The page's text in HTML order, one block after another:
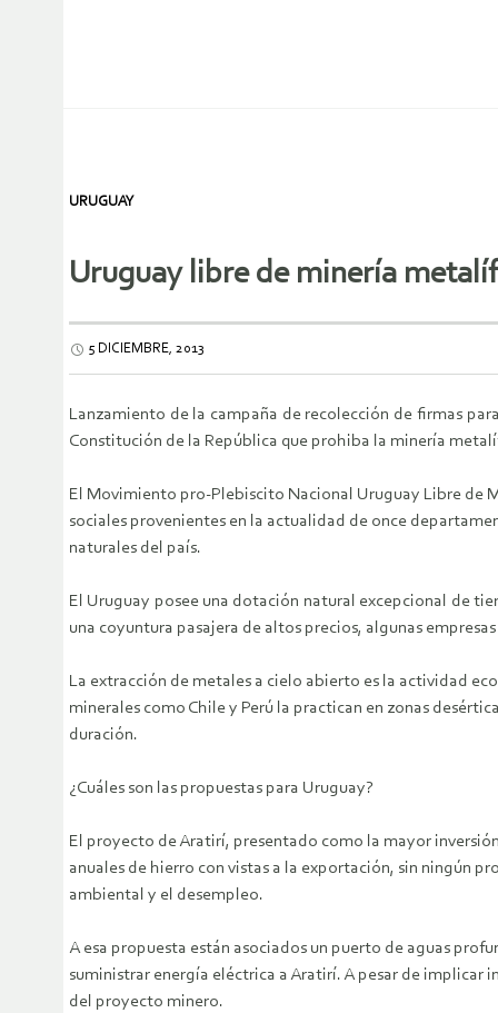
URUGUAY
Uruguay libre de minería
5 DICIEMBRE, 2013
Lanzamiento de la campaña de recolección de firmas
Constitución de la República que prohiba la minería
El Movimiento pro-Plebiscito Nacional Uruguay Libre de
sociales provenientes en la actualidad de once
naturales del país.
El Uruguay posee una dotación natural excepcional de
una coyuntura pasajera de altos precios, algunas
La extracción de metales a cielo abierto es la actividad
minerales como Chile y Perú la practican en zonas
duración.
¿Cuáles son las propuestas para Uruguay?
El proyecto de Aratirí, presentado como la mayor
anuales de hierro con vistas a la exportación, sin ningún
ambiental y el desempleo.
A esa propuesta están asociados un puerto de aguas
suministrar energía eléctrica a Aratirí. A pesar de implicar
del proyecto minero.